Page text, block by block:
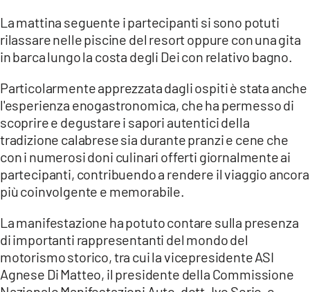
La mattina seguente i partecipanti si sono potuti
rilassare nelle piscine del resort oppure con una gita
in barca lungo la costa degli Dei con relativo bagno.
Particolarmente apprezzata dagli ospiti è stata anche
l'esperienza enogastronomica, che ha permesso di
scoprire e degustare i sapori autentici della
tradizione calabrese sia durante pranzi e cene che
con i numerosi doni culinari offerti giornalmente ai
partecipanti, contribuendo a rendere il viaggio ancora
più coinvolgente e memorabile.
La manifestazione ha potuto contare sulla presenza
di importanti rappresentanti del mondo del
motorismo storico, tra cui la vicepresidente ASI
Agnese Di Matteo, il presidente della Commissione